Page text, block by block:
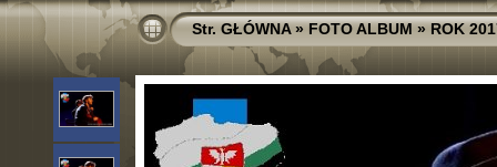
Str. GŁÓWNA»FOTO ALBUM»ROK